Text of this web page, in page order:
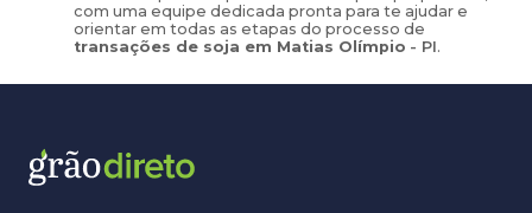
com uma equipe dedicada pronta para te ajudar e
orientar em todas as etapas do processo de
transações de soja em Matias Olímpio - PI.